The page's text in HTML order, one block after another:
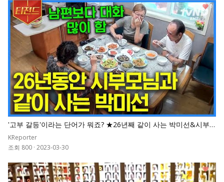
'고부 갈등'이라는 단어가 뭐죠? ★26년째 같이 사는 박미선&시부
모님★ 웃음 한도 초과인 식탁 대화
KReporter
조회 800 · 2023-03-30
0
0